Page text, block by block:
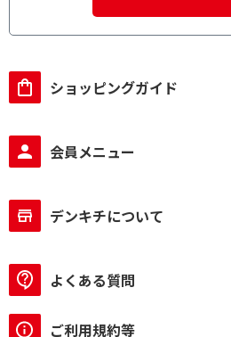
ショッピングガイド
会員メニュー
デンキチについて
よくある質問
ご利用規約等